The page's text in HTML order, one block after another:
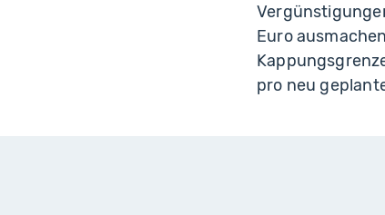
Euro
pro neu